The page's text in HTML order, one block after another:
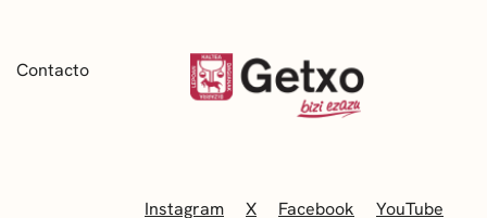
Contacto
Instagram X Facebook YouTube